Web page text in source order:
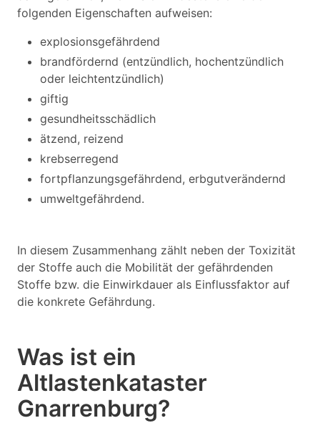
folgenden Eigenschaften aufweisen:
explosionsgefährdend
brandfördernd (entzündlich, hochentzündlich
oder leichtentzündlich)
giftig
gesundheitsschädlich
ätzend, reizend
krebserregend
fortpflanzungsgefährdend, erbgutverändernd
umweltgefährdend.
In diesem Zusammenhang zählt neben der Toxizität
der Stoffe auch die Mobilität der gefährdenden
Stoffe bzw. die Einwirkdauer als Einflussfaktor auf
die konkrete Gefährdung.
Was ist ein
Altlastenkataster
Gnarrenburg?